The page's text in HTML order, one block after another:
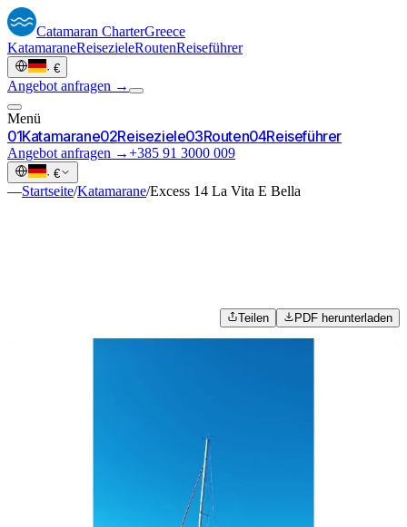
Catamaran CharterGreece
KatamaraneReisezieleRoutenReiseführer
· €
Angebot anfragen →
Menü
01Katamarane02Reiseziele03Routen04Reiseführer
Angebot anfragen →+385 91 3000 009
· €
—Startseite/Katamarane/Excess 14 La Vita E Bella
Teilen PDF herunterladen